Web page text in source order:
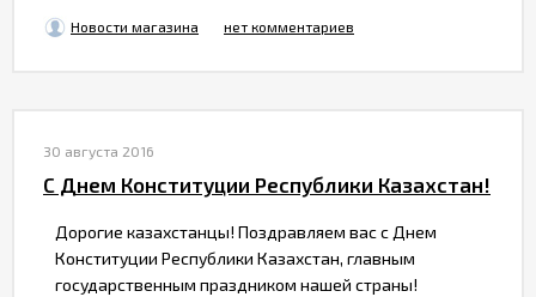
Новости магазина нет комментариев
30 августа 2016
C Днем Конституции Республики Казахстан!
Дорогие казахстанцы! Поздравляем вас с Днем
Конституции Республики Казахстан, главным
государственным праздником нашей страны!